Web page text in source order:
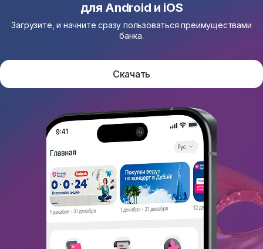
для Android и iOS
Загрузите, и начните сразу пользоваться преимуществами
банка.
Скачать